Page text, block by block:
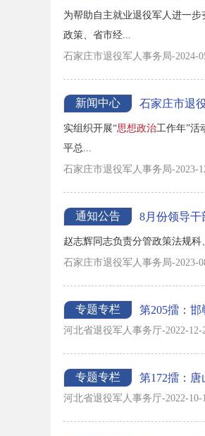
为帮助自主就业退役军人进一步
政策、省市经...
石家庄市退役军人事务局-2024-
新闻中心 石家庄市退
实组织开展“思想政治工作年”活
平总...
石家庄市退役军人事务局-2023-
通知公告 8月份领导
赵志辉同志负责分管政策法规科
石家庄市退役军人事务局-2023-
专题专栏 第205擂：
河北省退役军人事务厅-2022-12-
专题专栏 第172擂：
河北省退役军人事务厅-2022-10-